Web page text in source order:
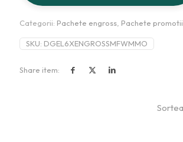
Categorii: Pachete engross Pachete promotii
SKU: DGEL6XENGROSSMFWMMO
Share item: